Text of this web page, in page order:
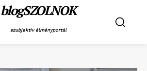
blogSZOLNOK
szubjektív élményportál